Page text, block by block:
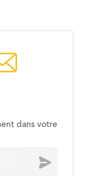
dans votre
Envoyer